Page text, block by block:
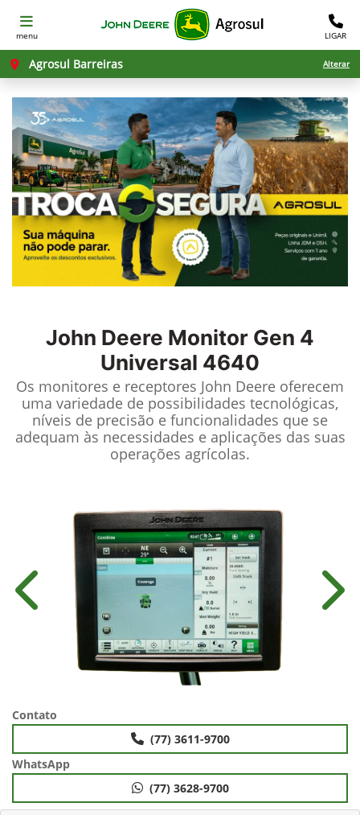
menu LIGAR
Agrosul Barreiras Alterar
John Deere Monitor Gen 4
Universal 4640
Os monitores e receptores John Deere oferecem
uma variedade de possibilidades tecnológicas,
níveis de precisão e funcionalidades que se
adequam às necessidades e aplicações das suas
operações agrícolas.
Anterior
Contato
(77) 3611-9700
WhatsApp
(77) 3628-9700